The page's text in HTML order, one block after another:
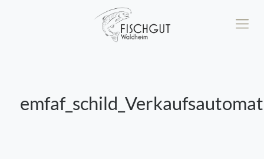
emfaf_schild_Verkaufsautomat